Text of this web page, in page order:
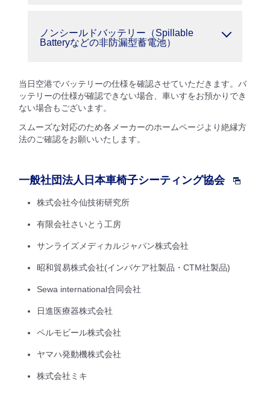
ノンシールドバッテリー（Spillable
Batteryなどの非防漏型蓄電池）
当日空港でバッテリーの仕様を確認させていただきます。バ
ッテリーの仕様が確認できない場合、車いすをお預かりでき
ない場合もございます。
スムーズな対応のため各メーカーのホームページより絶縁方
法のご確認をお願いいたします。
一般社団法人日本車椅子シーティング協会
株式会社今仙技術研究所
有限会社さいとう工房
サンライズメディカルジャパン株式会社
昭和貿易株式会社(インバケア社製品・CTM社製品)
Sewa international合同会社
日進医療器株式会社
ペルモビール株式会社
ヤマハ発動機株式会社
株式会社ミキ